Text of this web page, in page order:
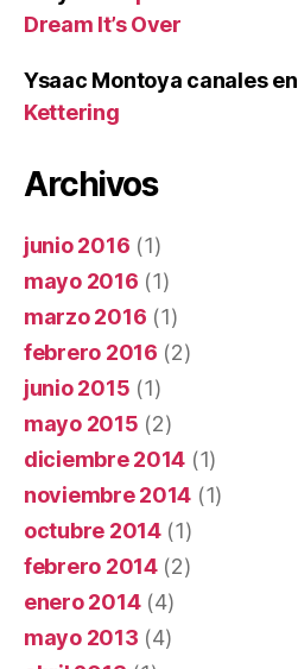
Dream It’s Over
Ysaac Montoya canalesen
Kettering
Archivos
junio 2016 (1)
mayo 2016 (1)
marzo 2016 (1)
febrero 2016 (2)
junio 2015 (1)
mayo 2015 (2)
diciembre 2014 (1)
noviembre 2014 (1)
octubre 2014(1)
febrero 2014(2)
enero 2014(4)
mayo 2013 (4)